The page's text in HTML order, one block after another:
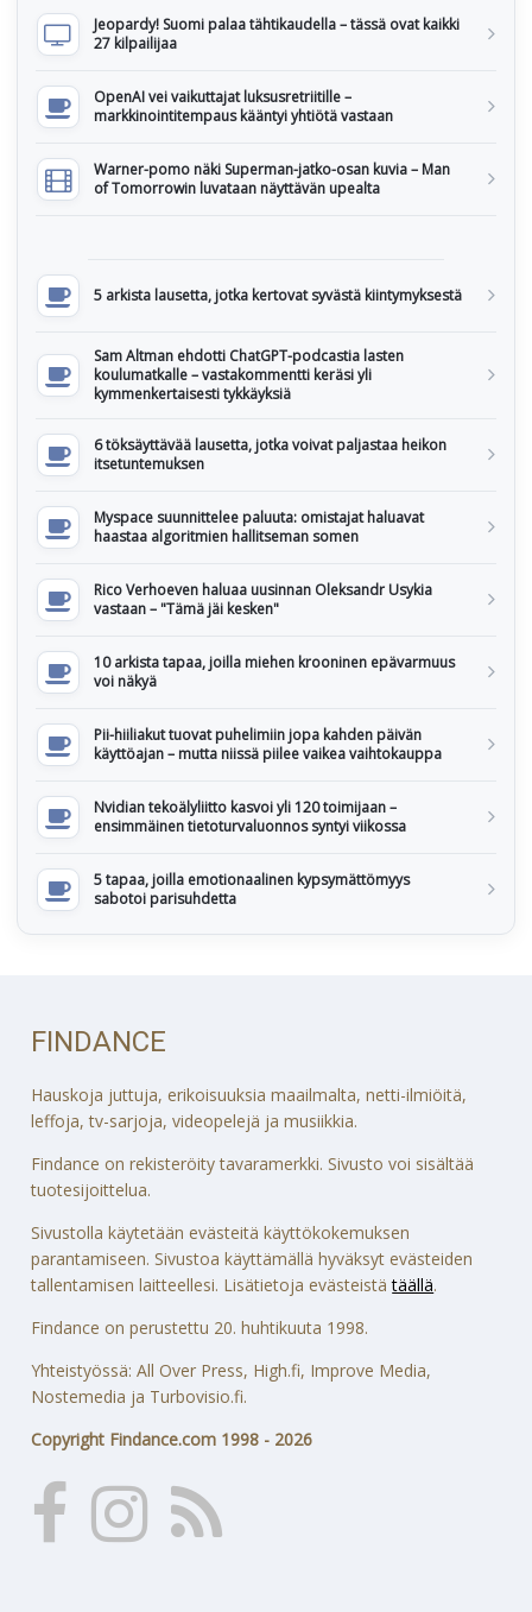
Jeopardy! Suomi palaa tähtikaudella – tässä ovat kaikki
27 kilpailijaa
OpenAI vei vaikuttajat luksusretriitille –
markkinointitempaus kääntyi yhtiötä vastaan
Warner-pomo näki Superman-jatko-osan kuvia – Man
of Tomorrowin luvataan näyttävän upealta
5 arkista lausetta, jotka kertovat syvästä kiintymyksestä
Sam Altman ehdotti ChatGPT-podcastia lasten
koulumatkalle – vastakommentti keräsi yli
kymmenkertaisesti tykkäyksiä
6 töksäyttävää lausetta, jotka voivat paljastaa heikon
itsetuntemuksen
Myspace suunnittelee paluuta: omistajat haluavat
haastaa algoritmien hallitseman somen
Rico Verhoeven haluaa uusinnan Oleksandr Usykia
vastaan – "Tämä jäi kesken"
10 arkista tapaa, joilla miehen krooninen epävarmuus
voi näkyä
Pii-hiiliakut tuovat puhelimiin jopa kahden päivän
käyttöajan – mutta niissä piilee vaikea vaihtokauppa
Nvidian tekoälyliitto kasvoi yli 120 toimijaan –
ensimmäinen tietoturvaluonnos syntyi viikossa
5 tapaa, joilla emotionaalinen kypsymättömyys
sabotoi parisuhdetta
FINDANCE
Hauskoja juttuja, erikoisuuksia maailmalta, netti-ilmiöitä,
leffoja, tv-sarjoja, videopelejä ja musiikkia.
Findance on rekisteröity tavaramerkki. Sivusto voi sisältää
tuotesijoittelua.
Sivustolla käytetään evästeitä käyttökokemuksen
parantamiseen. Sivustoa käyttämällä hyväksyt evästeiden
tallentamisen laitteellesi. Lisätietoja evästeistätäällä.
Findance on perustettu 20. huhtikuuta 1998.
Yhteistyössä: All Over Press, High.fi, Improve Media,
Nostemedia ja Turbovisio.fi.
Copyright Findance.com 1998 - 2026